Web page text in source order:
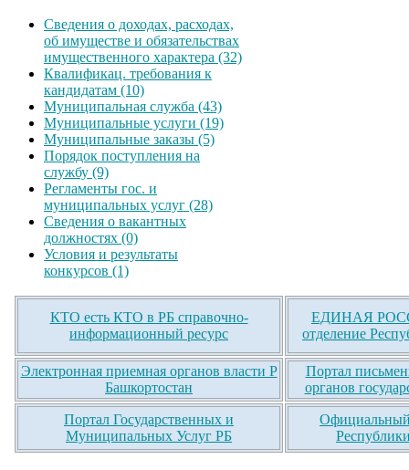
Сведения о доходах, расходах,
об имуществе и обязательствах
имущественного характера (32)
Квалификац. требования к
кандидатам (10)
Муниципальная служба (43)
Муниципальные услуги (19)
Муниципальные заказы (5)
Порядок поступления на
службу (9)
Регламенты гос. и
муниципальных услуг (28)
Сведения о вакантных
должностях (0)
Условия и результаты
конкурсов (1)
КТО есть КТО в РБ справочно-
информационный ресурс
ЕДИНАЯ
отделение
Электронная приемная органов власти Р
Башкортостан
Портал
органов
Портал Государственных и
Муниципальных Услуг РБ
Официальный